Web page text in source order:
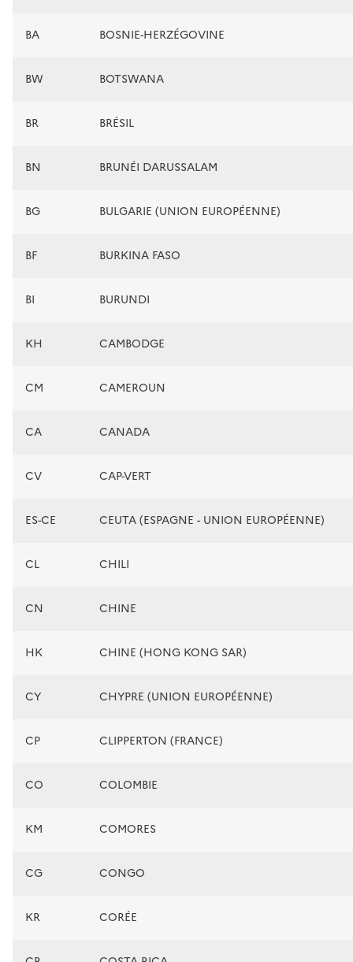
BA BOSNIE-HERZÉGOVINE
BW BOTSWANA
BR BRÉSIL
BN BRUNÉI DARUSSALAM
BG BULGARIE (UNION EUROPÉENNE)
BF BURKINA FASO
BI BURUNDI
KH CAMBODGE
CM CAMEROUN
CA CANADA
CV CAP-VERT
ES-CE CEUTA (ESPAGNE - UNION EUROPÉENNE)
CL CHILI
CN CHINE
HK CHINE (HONG KONG SAR)
CY CHYPRE (UNION EUROPÉENNE)
CP CLIPPERTON (FRANCE)
CO COLOMBIE
KM COMORES
CG CONGO
KR CORÉE